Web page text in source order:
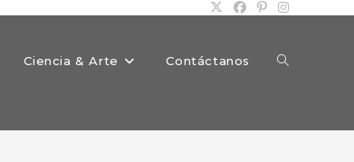
Ciencia & Arte Contáctanos Alternar